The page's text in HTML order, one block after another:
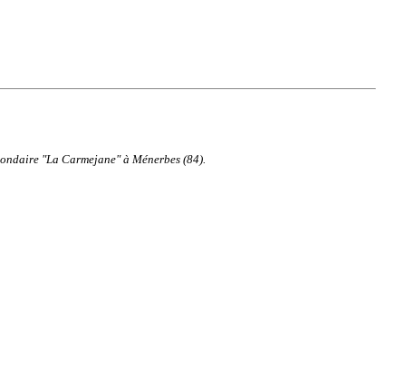
"La Carmejane" à Ménerbes (84).